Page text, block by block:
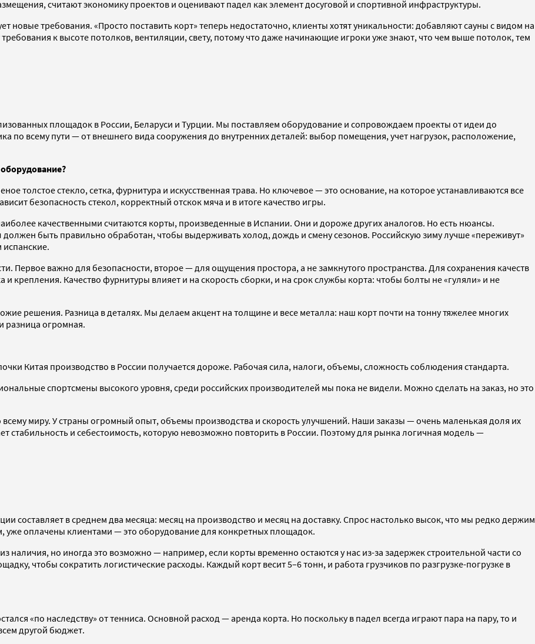
считают экономику проектов и оценивают падел как элемент досуговой и спортивной инфраструктуры.
требования. «Просто поставить корт» теперь недостаточно, клиенты хотят уникальности: добавляют сауны с видом на
к высоте потолков, вентиляции, свету, потому что даже начинающие игроки уже знают, что чем выше потолок, тем
площадок в России, Беларуси и Турции. Мы поставляем оборудование и сопровождаем проекты от идеи до
по всему пути — от внешнего вида сооружения до внутренних деталей: выбор помещения, учет нагрузок, расположение,
толстое стекло, сетка, фурнитура и искусственная трава. Но ключевое — это основание, на которое устанавливаются все
безопасность стекол, корректный отскок мяча и в итоге качество игры.
качественными считаются корты, произведенные в Испании. Они и дороже других аналогов. Но есть нюансы.
быть правильно обработан, чтобы выдерживать холод, дождь и смену сезонов. Российскую зиму лучше «переживут»
испанские.
Первое важно для безопасности, второе — для ощущения простора, а не замкнутого пространства. Для сохранения качеств
крепления. Качество фурнитуры влияет и на скорость сборки, и на срок службы корта: чтобы болты не «гуляли» и не
решения. Разница в деталях. Мы делаем акцент на толщине и весе металла: наш корт почти на тонну тяжелее многих
разница огромная.
Китая производство в России получается дороже. Рабочая сила, налоги, объемы, сложность соблюдения стандарта.
спортсмены высокого уровня, среди российских производителей мы пока не видели. Можно сделать на заказ, но это
миру. У страны огромный опыт, объемы производства и скорость улучшений. Наши заказы — очень маленькая доля их
стабильность и себестоимость, которую невозможно повторить в России. Поэтому для рынка логичная модель —
составляет в среднем два месяца: месяц на производство и месяц на доставку. Спрос настолько высок, что мы редко держим
уже оплачены клиентами — это оборудование для конкретных площадок.
наличия, но иногда это возможно — например, если корты временно остаются у нас из-за задержек строительной части со
чтобы сократить логистические расходы. Каждый корт весит 5–6 тонн, и работа грузчиков по разгрузке-погрузке в
«по наследству» от тенниса. Основной расход — аренда корта. Но поскольку в падел всегда играют пара на пару, то и
другой бюджет.